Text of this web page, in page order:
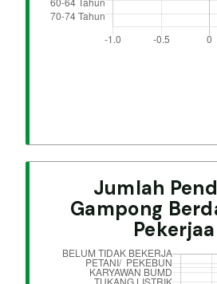
Jumlah
Gampong